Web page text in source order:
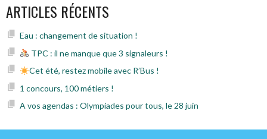
ARTICLES RÉCENTS
Eau : changement de situation !
TPC : il ne manque que 3 signaleurs !
Cet été, restez mobile avec R’Bus !
1 concours, 100 métiers !
A vos agendas : Olympiades pour tous, le 28 juin